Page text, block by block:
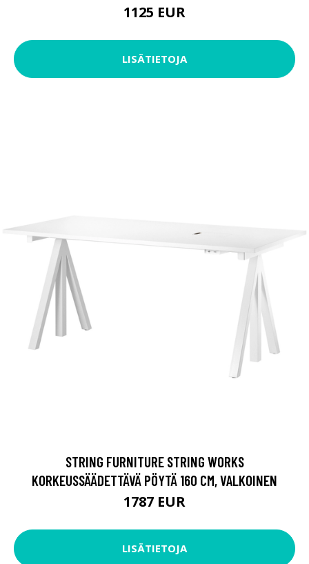
1125 EUR
LISÄTIETOJA
STRING FURNITURE STRING WORKS
KORKEUSSÄÄDETTÄVÄ PÖYTÄ 160 CM, VALKOINEN
1787 EUR
LISÄTIETOJA